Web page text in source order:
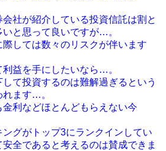
社が紹介している投資信託は割と
と思って良いですが…。
しては数々のリスクが伴います
益を手にしたいなら…。
て投資するのは難解過ぎるという
れます…。
利などほとんどもらえない今
ングがトップ3にランクインしてい
全であると考えるのは賛成できま